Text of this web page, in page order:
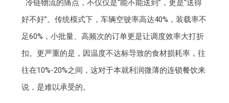
冷链物流的痛点，不仅仅是“能不能送到”，更是“送得
好不好”。传统模式下，车辆空驶率高达40%，装载率不
足60%，小批量、高频次的订单更是让调度效率大打折
扣。更严重的是，因温度不达标导致的食材损耗率，往
往在10%-20%之间，这对于本就利润微薄的连锁餐饮来
说，是难以承受的。